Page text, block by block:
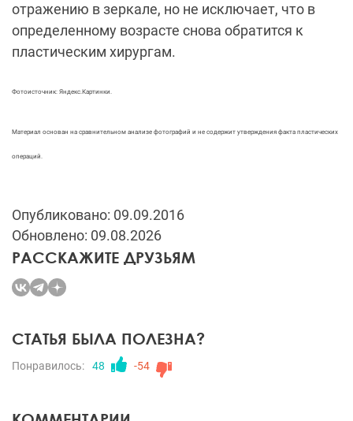
отражению в зеркале, но не исключает, что в
определенному возрасте снова обратится к
пластическим хирургам.
Фотоисточник: Яндекс.Картинки.
Материал основан на сравнительном анализе фотографий и не содержит утверждения факта пластических
операций.
Опубликовано: 09.09.2016
Обновлено: 09.08.2026
РАССКАЖИТЕ ДРУЗЬЯМ
СТАТЬЯ БЫЛА ПОЛЕЗНА?
Понравилось: 48 -54